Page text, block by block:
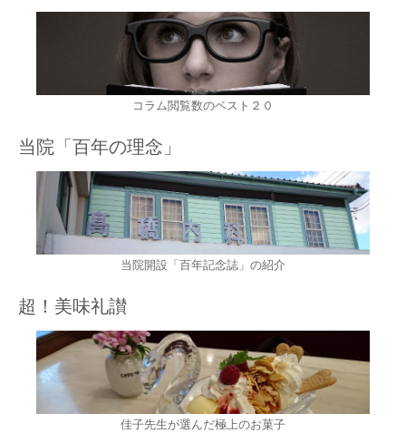
コラム閲覧数のベスト２０
当院「百年の理念」
当院開設「百年記念誌」の紹介
超！美味礼讃
佳子先生が選んだ極上のお菓子